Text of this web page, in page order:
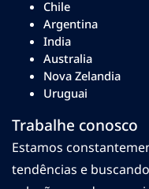
Chile
Argentina
India
Australia
Nova Zelandia
Uruguai
Trabalhe conosco
Estamos
tendências e